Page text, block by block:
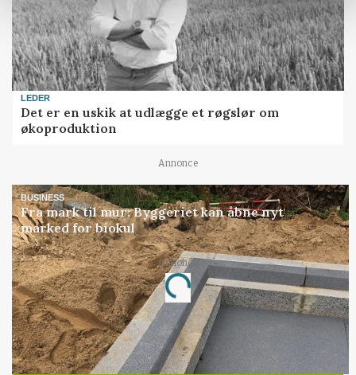
LEDER
Det er en uskik at udlægge et røgslør om
økoproduktion
Annonce
BUSINESS
Fra mark til mur: Byggeriet kan åbne nyt
marked for biokul
Annonce
Loading...
Jobs